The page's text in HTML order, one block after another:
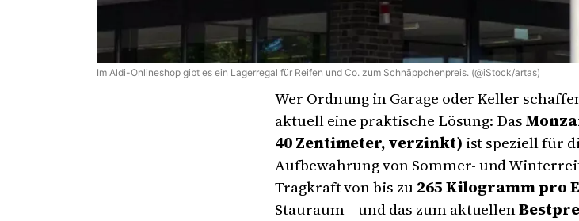
Im Aldi-Onlineshop gibt es ein Lagerregal für Reifen und Co. zum Schnäppchenpreis. (@iStock/artas)
Wer Ordnung in Garage oder Keller
aktuell eine praktische Lösung: Das
40 Zentimeter, verzinkt) ist speziell für
Aufbewahrung von Sommer- und
Tragkraft von bis zu 265 Kilogramm pro
Stauraum – und das zum aktuellen